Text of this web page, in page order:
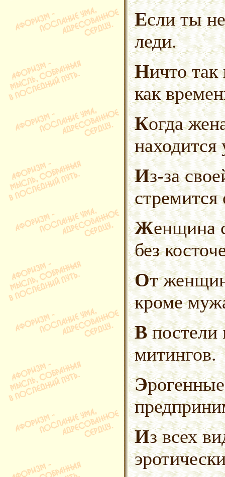
Если ты не джентельмен, стань
леди.
Ничто так не украшает женщину,
как
Когда жена уходит к маме, мама
Из-за своей ранимости, женщина
стремится
Женщина с изюминкой — лучше
без
От женщины можно ждать всего,
кроме
В постели можно все, кроме
митингов.
Эрогенные зоны свободного
Из всех видов фантазий,